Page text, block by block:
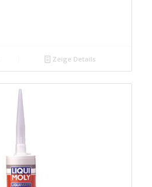
Zeige Details